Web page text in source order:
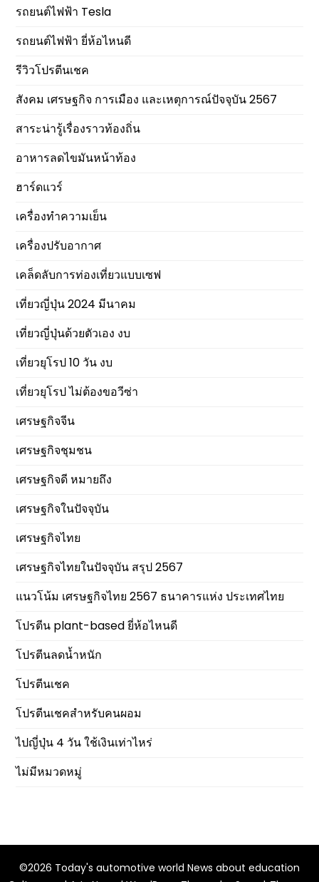
รถยนต์ไฟฟ้า Tesla
รถยนต์ไฟฟ้า ยี่ห้อไหนดี
รีวิวโปรตีนเชค
สังคม เศรษฐกิจ การเมือง และเหตุการณ์ปัจจุบัน 2567
สาระน่ารู้เรื่องราวท้องถิ่น
อาหารลดไขมันหน้าท้อง
ฮาร์ดแวร์
เครื่องทำความเย็น
เครื่องปรับอากาศ
เคล็ดลับการท่องเที่ยวแบบเซฟ
เที่ยวญี่ปุ่น 2024 มีนาคม
เที่ยวญี่ปุ่นด้วยตัวเอง งบ
เที่ยวยุโรป 10 วัน งบ
เที่ยวยุโรป ไม่ต้องขอวีซ่า
เศรษฐกิจจีน
เศรษฐกิจชุมชน
เศรษฐกิจดี หมายถึง
เศรษฐกิจในปัจจุบัน
เศรษฐกิจไทย
เศรษฐกิจไทยในปัจจุบัน สรุป 2567
แนวโน้ม เศรษฐกิจไทย 2567 ธนาคารแห่ง ประเทศไทย
โปรตีน plant-based ยี่ห้อไหนดี
โปรตีนลดน้ำหนัก
โปรตีนเชค
โปรตีนเชคสำหรับคนผอม
ไปญี่ปุ่น 4 วัน ใช้เงินเท่าไหร่
ไม่มีหมวดหมู่
©2026 Today's automotive world News about education